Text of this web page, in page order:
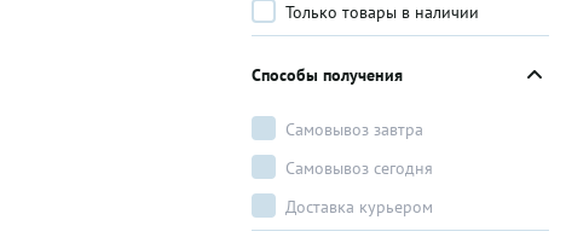
Только товары в наличии
Способы получения
Самовывоз завтра
Самовывоз сегодня
Доставка курьером